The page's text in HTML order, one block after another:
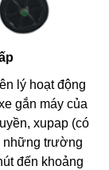
lý hoạt động
gắn máy của
xupap (có
những trường
đến khoảng